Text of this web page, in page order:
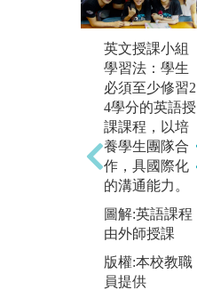
英文授課小組
學習法：學生
必須至少修習2
4學分的英語授
課課程，以培
養學生團隊合
作，具國際化
的溝通能力。
圖解:英語課程
由外師授課
版權:本校教職
員提供